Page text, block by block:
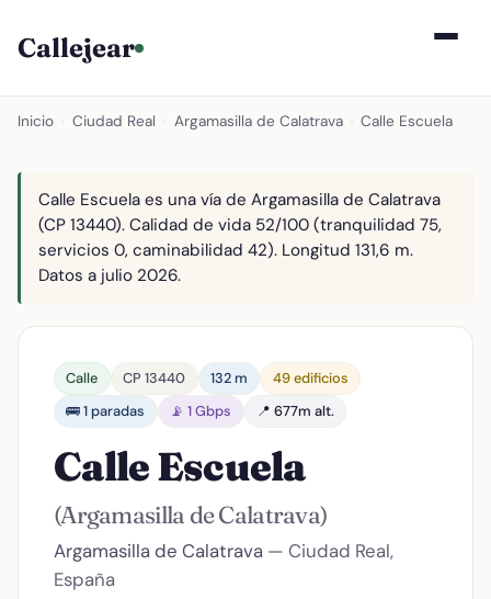
Callejear
Inicio Ciudad Real Argamasilla de Calatrava Calle Escuela
Calle Escuela es una vía de Argamasilla de Calatrava
(CP 13440). Calidad de vida 52/100 (tranquilidad 75,
servicios 0, caminabilidad 42). Longitud 131,6 m.
Datos a julio 2026.
Calle CP 13440 132 m
49 edificios
🚌 1 paradas
📡 1 Gbps 📍 677m alt.
Calle Escuela
(Argamasilla de Calatrava)
Argamasilla de Calatrava — Ciudad Real,
España